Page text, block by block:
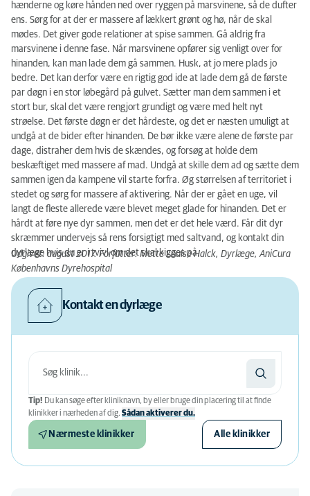
hænderne og køre hånden ned over ryggen på marsvinene, så de dufter
ens. Sørg for at der er massere af lækkert grønt og hø, når de skal
mødes. Det giver gode relationer at spise sammen. Gå aldrig fra
marsvinene i denne fase. Når marsvinene opfører sig venligt over for
hinanden, kan man lade dem gå sammen. Husk, at jo mere plads jo
bedre. Det kan derfor være en rigtig god ide at lade dem gå de første
par døgn i en stor løbegård på gulvet. Sætter man dem sammen i et
stort bur, skal det være rengjort grundigt og være med helt nyt
strøelse. Det første døgn er det hårdeste, og det er næsten umuligt at
undgå at de bider efter hinanden. De bør ikke være alene de første par
dage, distraher dem hvis de skændes, og forsøg at holde dem
beskæftiget med massere af mad. Undgå at skille dem ad og sætte dem
sammen igen da kampene vil starte forfra. Øg størrelsen af territoriet i
stedet og sørg for massere af aktivering. Når der er gået en uge, vil
langt de fleste allerede være blevet meget glade for hinanden. Det er
hårdt at føre nye dyr sammen, men det er det hele værd. Får dit dyr
skræmmer undervejs så rens forsigtigt med saltvand, og kontakt din
dyrlæge hvis du er i tvivl om det skal kigges på.
Udgivet: august 2017. Forfatter: Mette Louise Halck, Dyrlæge, AniCura
Københavns Dyrehospital
Kontakt en dyrlæge
Tip! Du kan søge efter kliniknavn, by eller bruge din placering til at finde
klinikker i nærheden af ​​dig. Sådan aktiverer du.
Nærmeste klinikker Alle klinikker